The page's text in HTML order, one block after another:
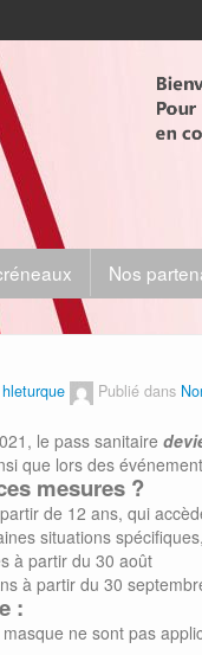
Nos
hleturque Publié dans
le pass sanitaire
que lors des
mesures ?
de 12 ans, qui
situations
à partir du 30 août
à partir du 30
:
ne sont pas